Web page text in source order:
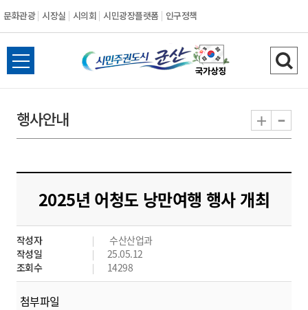
문화관광 시장실 시의회 시민광장플랫폼 인구정책
시
민
도
시
군
산
전
체
뉴
열
검
색
기
행사안내 + -
2025년 어청도 낭만여행 행사 개최
작성자
수산산업과
작성일
25.05.12
조회수
14298
첨부파일